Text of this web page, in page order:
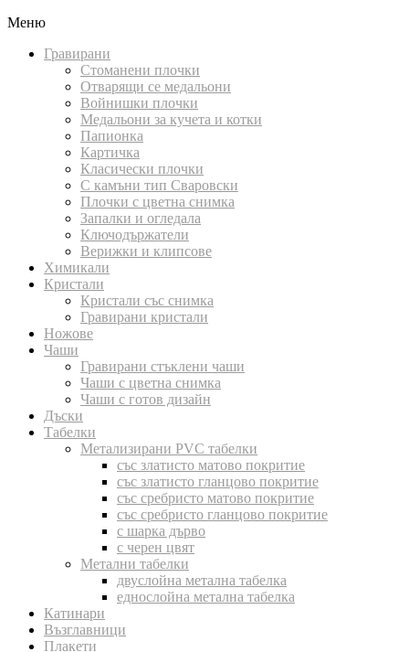
Меню
Гравирани
Стоманени плочки
Отварящи се медальони
Войнишки плочки
Медальони за кучета и котки
Папионка
Картичка
Класически плочки
С камъни тип Сваровски
Плочки с цветна снимка
Запалки и огледала
Ключодържатели
Верижки и клипсове
Химикали
Кристали
Кристали със снимка
Гравирани кристали
Ножове
Чаши
Гравирани стъклени чаши
Чаши с цветна снимка
Чаши с готов дизайн
Дъски
Табелки
Метализирани PVC табелки
със златисто матово покритие
със златисто гланцово покритие
със сребристо матово покритие
със сребристо гланцово покритие
с шарка дърво
с черен цвят
Метални табелки
двуслойна метална табелка
еднослойна метална табелка
Катинари
Възглавници
Плакети